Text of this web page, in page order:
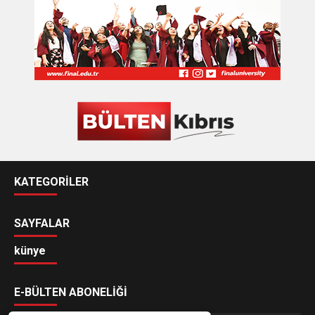
KATEGORİLER
SAYFALAR
künye
E-BÜLTEN ABONELİĞİ